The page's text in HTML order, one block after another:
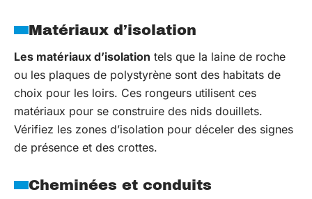
Matériaux d’isolation
Les matériaux d’isolation tels que la laine de roche
ou les plaques de polystyrène sont des habitats de
choix pour les loirs. Ces rongeurs utilisent ces
matériaux pour se construire des nids douillets.
Vérifiez les zones d’isolation pour déceler des signes
de présence et des crottes.
Cheminées et conduits